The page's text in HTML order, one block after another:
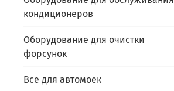
кондиционеров
Оборудование для очистки
форсунок
Все для автомоек